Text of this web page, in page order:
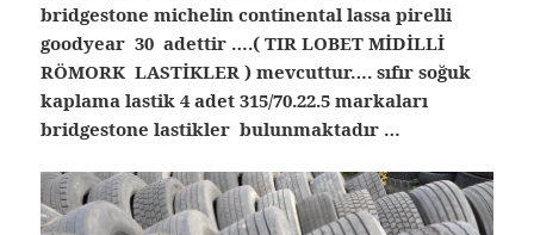
bridgestone michelin continental lassa pirelli
goodyear 30 adettir ….( TIR LOBET MİDİLLİ
RÖMORK LASTİKLER ) mevcuttur…. sıfır soğuk
kaplama lastik 4 adet 315/70.22.5 markaları
bridgestone lastikler bulunmaktadır …